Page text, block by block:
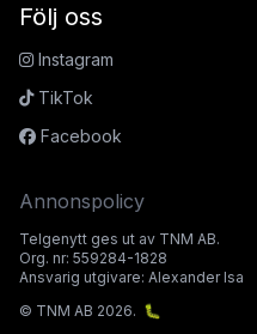
Följ oss
Instagram
TikTok
Facebook
Annonspolicy
Telgenytt ges ut av TNM AB.
Org. nr: 559284-1828
Ansvarig utgivare: Alexander Isa
© TNM AB 2026. 🐛